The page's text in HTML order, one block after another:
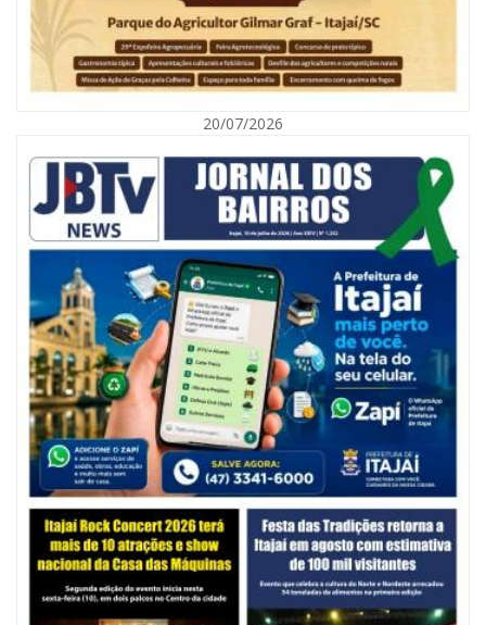
Saúde de BC promove mutirão de DIU e Implanon na UBS Municípios
neste sábado
BALNEÁRIO CAMBORIÚ
07/08/2026 | 07:00
Ambiental reforça descarte sustentável com envio de 330 quilos de
pilhas à logística reversa
20/07/2026